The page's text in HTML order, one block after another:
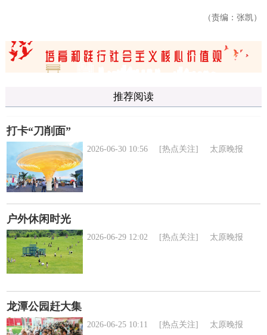
（责编：张凯）
推荐阅读
打卡“刀削面”
2026-06-30 10:56 [热点关注] 太原晚报
户外休闲时光
2026-06-29 12:02 [热点关注] 太原晚报
龙潭公园赶大集
2026-06-25 10:11 [热点关注] 太原晚报